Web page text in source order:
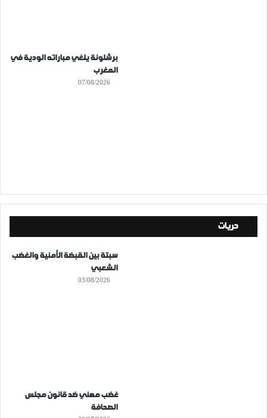
برشلونة يلغي مباراته الودية في
المغرب
07/08/2026
حريات
سبتة بين القبضة الأمنية والغضب
الشعبي
03/08/2026
غضب مهني ضد قانون مجلس
الصحافة